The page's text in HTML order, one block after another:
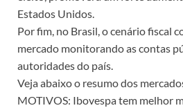
Estados Unidos.
Por fim, no Brasil, o cenário fiscal
mercado monitorando as contas
autoridades do país.
Veja abaixo o resumo dos
MOTIVOS: Ibovespa tem melhor